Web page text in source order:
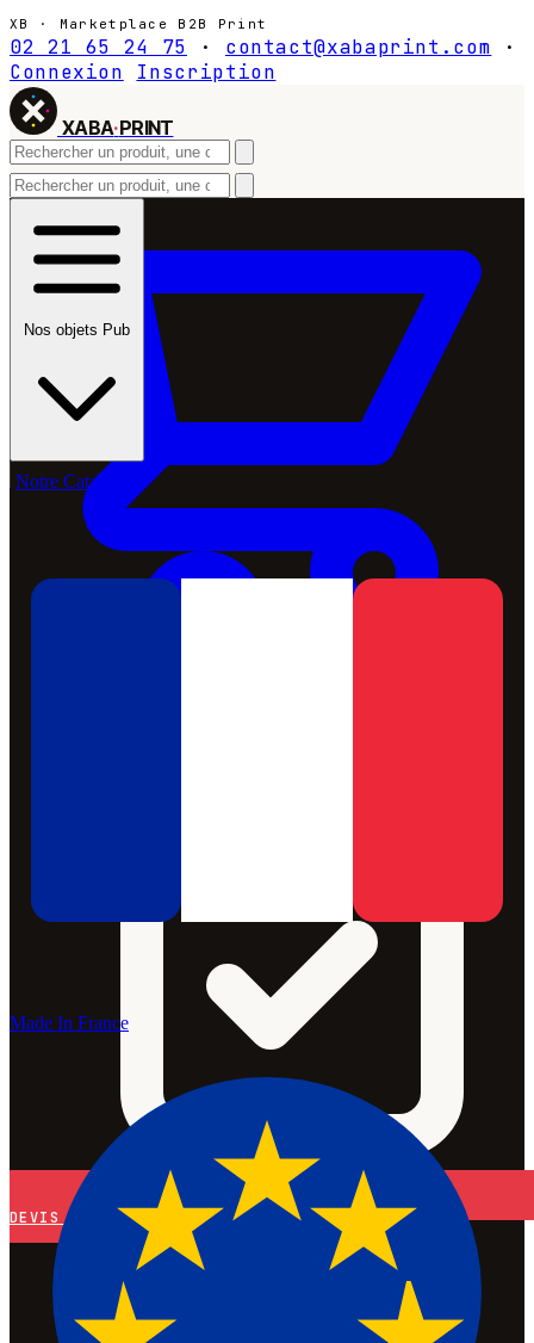
XB · Marketplace B2B Print
02 21 65 24 75 · contact@xabaprint.com
·
Connexion
Inscription
XABA·PRINT
DEVIS
Nos objets Pub
Notre Catalogue
Made In France